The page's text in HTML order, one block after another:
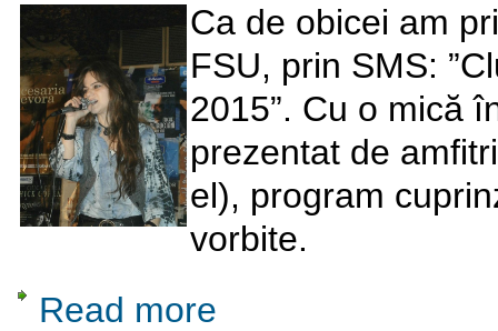
Ca de obicei am
FSU, prin SMS:
2015”. Cu o mică
prezentat de
el), program
vorbite.
Read more